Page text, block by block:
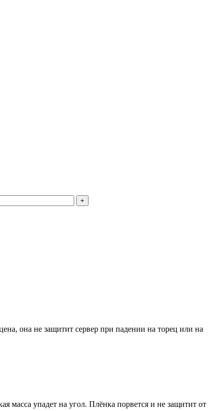
+
она не защитит сервер при падении на торец или на
масса упадет на угол. Плёнка порвется и не защитит от